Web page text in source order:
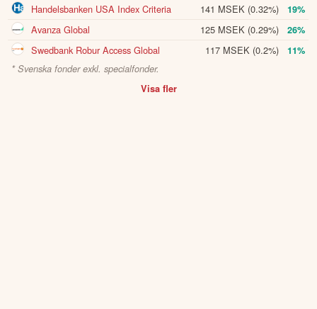
Handelsbanken USA Index Criteria 141 MSEK (0.32%) 19%
Avanza Global 125 MSEK (0.29%) 26%
Swedbank Robur Access Global 117 MSEK (0.2%)
11%
* Svenska fonder exkl. specialfonder.
Visa fler